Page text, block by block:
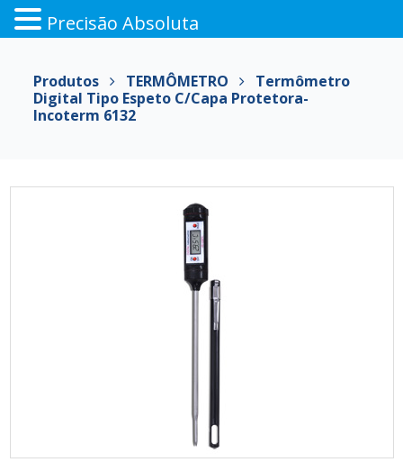
para
conteúdo
Produtos TERMÔMETRO
Termômetro
Digital Tipo Espeto C/capa Protetora-
Incoterm 6132
Precisão Absoluta